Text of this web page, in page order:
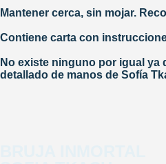
Mantener cerca, sin mojar.
Contiene carta con
No existe ninguno por igual ya
detallado de manos de Sofía